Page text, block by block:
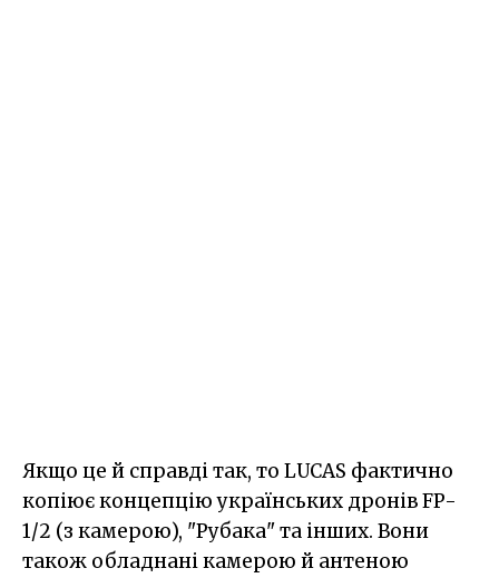
Якщо це й справді так, то LUCAS фактично
копіює концепцію українських дронів FP-
1/2 (з камерою), "Рубака" та інших. Вони
також обладнані камерою й антеною